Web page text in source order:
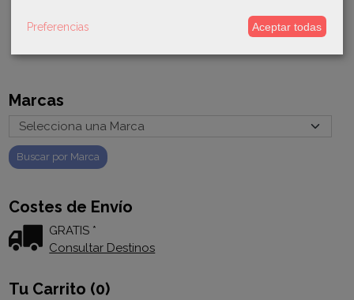
Marcas
Costes de Envío
GRATIS *
Consultar Destinos
Tu Carrito (0)
Preferencias Aceptar todas